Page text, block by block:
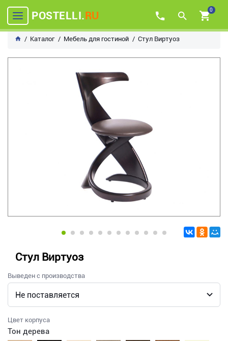
POSTELLI.RU 0
Каталог Мебель для гостиной Стул Виртуоз
Стул Виртуоз
Выведен с производства
Цвет корпуса
Тон дерева